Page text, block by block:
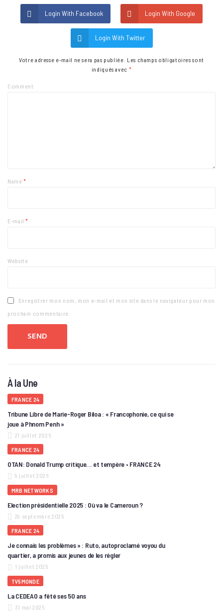
Login With Facebook Login With Google
Login With Twitter
Votre adresse e-mail ne sera pas publiée. Les champs obligatoires sont
indiqués avec *
Comment
Name*
E-mail*
Website
Enregistrer mon nom, mon e-mail et mon site dans le navigateur pour mon
prochain commentaire.
À la Une
FRANCE 24
Tribune Libre de Marie-Roger Biloa : « Francophonie, ce qui se
joue à Phnom Penh »
21 juillet 2026
FRANCE 24
OTAN: Donald Trump critique… et tempère • FRANCE 24
9 juillet 2026
MRB NETWORKS
Election présidentielle 2025 : Où va le Cameroun ?
29 septembre 2025
FRANCE 24
Je connais les problèmes » : Ruto, autoproclamé voyou du
quartier, a promis aux jeunes de les régler
1 juillet 2025
TV5MONDE
La CEDEAO a fêté ses 50 ans
31 mai 2025